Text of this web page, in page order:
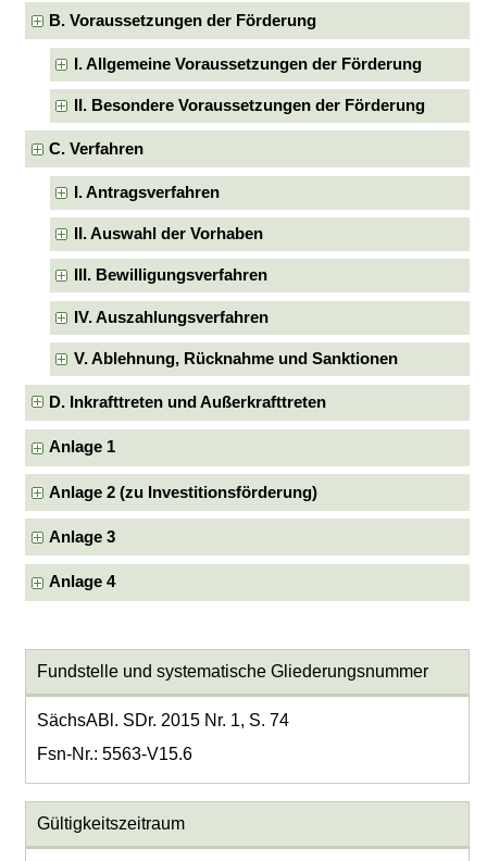
B. Voraussetzungen der Förderung
I. Allgemeine Voraussetzungen der Förderung
II. Besondere Voraussetzungen der Förderung
C. Verfahren
I. Antragsverfahren
II. Auswahl der Vorhaben
III. Bewilligungsverfahren
IV. Auszahlungsverfahren
V. Ablehnung, Rücknahme und Sanktionen
D. Inkrafttreten und Außerkrafttreten
Anlage 1
Anlage 2 (zu Investitionsförderung)
Anlage 3
Anlage 4
Fundstelle und systematische Gliederungsnummer
SächsABl. SDr. 2015 Nr. 1, S. 74
Fsn-Nr.: 5563-V15.6
Gültigkeitszeitraum